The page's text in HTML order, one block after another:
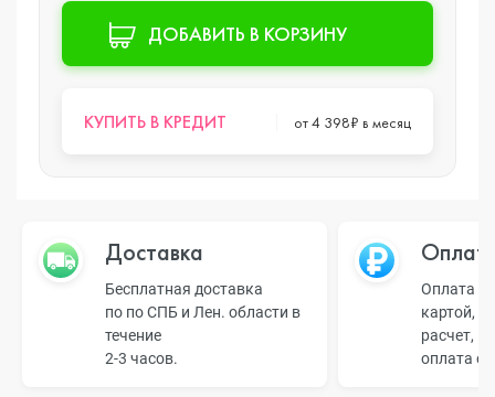
ДОБАВИТЬ В КОРЗИНУ
КУПИТЬ В КРЕДИТ от 4 398₽ в месяц
Доставка
Бесплатная доставка
по по СПБ и Лен. области в
течение
2-3 часов.
Оплата
картой,
расчет,
оплата